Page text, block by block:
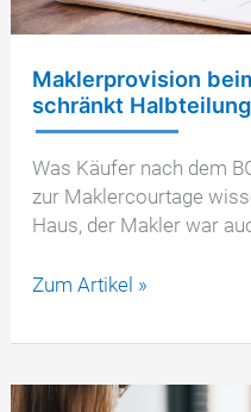
Maklerprovision
schränkt
Was Käufer nach dem
zur Maklercourtage
Haus, der Makler war
Maklerprovision
Hauskauf:
schränkt
Zum Artikel »